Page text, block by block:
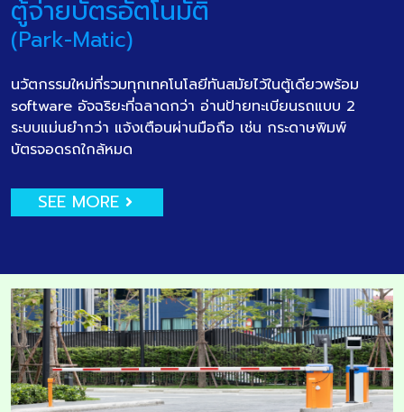
ตู้จ่ายบัตรอัตโนมัติ
(Park-Matic)
นวัตกรรมใหม่ที่รวมทุกเทคโนโลยีทันสมัยไว้ในตู้เดียวพร้อม
software อัจฉริยะที่ฉลาดกว่า อ่านป้ายทะเบียนรถแบบ 2
ระบบแม่นยำกว่า แจ้งเตือนผ่านมือถือ เช่น กระดาษพิมพ์
บัตรจอดรถใกล้หมด
SEE MORE